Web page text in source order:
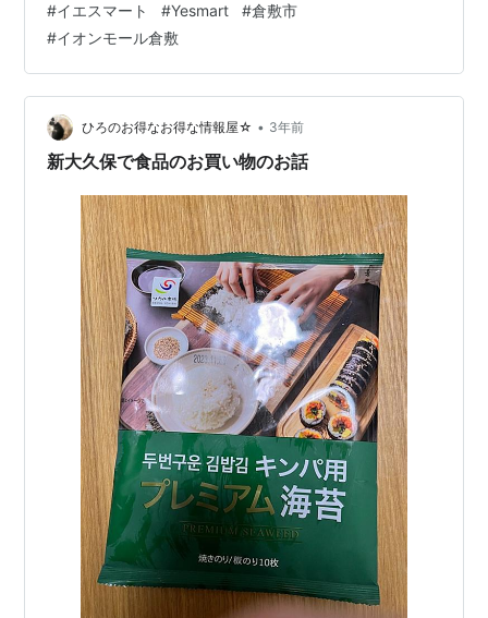
aeonmall.comexamplex.hatenadiary.com オープン日は
【2023年4月27日（木）】です！！ この投稿を
Instagramで見る イエスマート公式(@yesmart.official)が
シェアした投稿イオンモール倉敷 〒710-…
#イエスマート #Yesmart #倉敷市
#イオンモール倉敷
ひろのお得なお得な情報屋☆ • 3年前
新大久保で食品のお買い物のお話